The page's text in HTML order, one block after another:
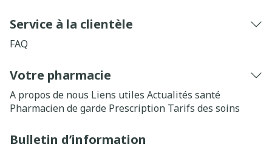
Service à la clientèle
FAQ
Votre pharmacie
A propos de nous Liens utiles Actualités santé
Pharmacien de garde Prescription Tarifs des soins
Bulletin d’information